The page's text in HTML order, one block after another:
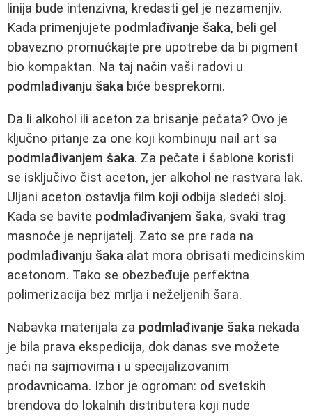
linija bude intenzivna, kredasti gel je nezamenjiv.
Kada primenjujete podmlađivanje šaka, beli gel
obavezno promućkajte pre upotrebe da bi pigment
bio kompaktan. Na taj način vaši radovi u
podmlađivanju šaka biće besprekorni.
Da li alkohol ili aceton za brisanje pečata? Ovo je
ključno pitanje za one koji kombinuju nail art sa
podmlađivanjem šaka. Za pečate i šablone koristi
se isključivo čist aceton, jer alkohol ne rastvara lak.
Uljani aceton ostavlja film koji odbija sledeći sloj.
Kada se bavite podmlađivanjem šaka, svaki trag
masnoće je neprijatelj. Zato se pre rada na
podmlađivanju šaka alat mora obrisati medicinskim
acetonom. Tako se obezbeđuje perfektna
polimerizacija bez mrlja i neželjenih šara.
Nabavka materijala za podmlađivanje šaka nekada
je bila prava ekspedicija, dok danas sve možete
naći na sajmovima i u specijalizovanim
prodavnicama. Izbor je ogroman: od svetskih
brendova do lokalnih distributera koji nude